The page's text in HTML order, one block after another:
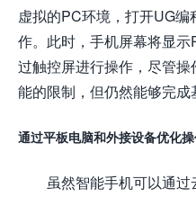
虚拟的PC环境，打开UG
作。此时，手机屏幕将显
过触控屏进行操作，尽管
能的限制，但仍然能够完成
通过平板电脑和外接设备优化
虽然智能手机可以通